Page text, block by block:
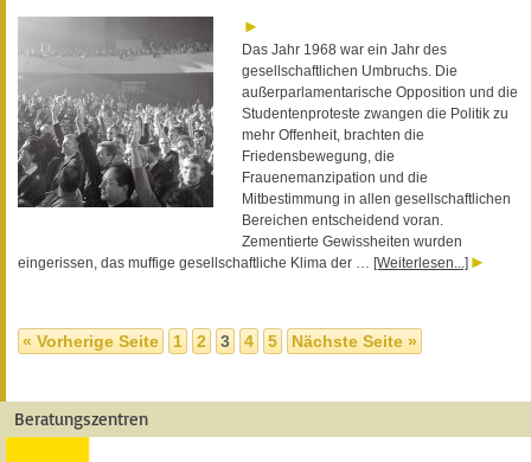
Das Jahr 1968 war ein Jahr des
gesellschaftlichen Umbruchs. Die
außerparlamentarische Opposition und die
Studentenproteste zwangen die Politik zu
mehr Offenheit, brachten die
Friedensbewegung, die
Frauenemanzipation und die
Mitbestimmung in allen gesellschaftlichen
Bereichen entscheidend voran.
Zementierte Gewissheiten wurden
eingerissen, das muffige gesellschaftliche Klima der … [Weiterlesen...]
« Vorherige Seite 1 2 3 4 5 Nächste Seite »
Beratungszentren